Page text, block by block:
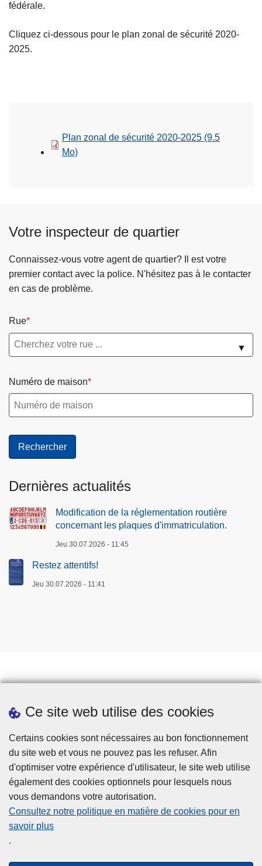
Ce site web utilise des cookies
Certains cookies sont nécessaires au bon fonctionnement
du site web et vous ne pouvez pas les refuser. Afin
d'optimiser votre expérience d'utilisateur, le site web utilise
également des cookies optionnels pour lesquels nous
vous demandons votre autorisation.
Consultez notre politique en matière de cookies pour en
savoir plus
.
fédérale.
Cliquez ci-dessous pour le plan zonal de sécurité 2020-
2025.
Plan zonal de sécurité 2020-2025 (9.5
Mo)
Votre inspecteur de quartier
Connaissez-vous votre agent de quartier? Il est votre
premier contact avec la police. N'hésitez pas à le contacter
en cas de problème.
Rue
▼
Numéro de maison
Dernières actualités
Modification de la réglementation routière
concernant les plaques d'immatriculation.
Jeu 30.07.2026 - 11:45
Restez attentifs!
Jeu 30.07.2026 - 11:41
Téléchargements
Presse